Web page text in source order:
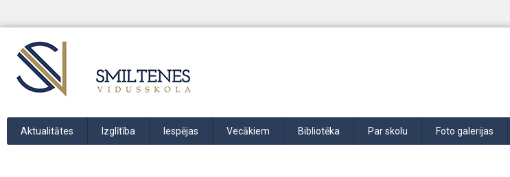
Aktualitātes Izglītība Iespējas Vecākiem Bibliotēka Par skolu Foto galerijas